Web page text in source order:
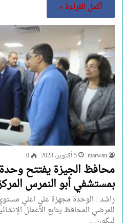
أكمل القراءة »
marwan 5 أكتوبر، 2023 0
محافظ الجيزة يفتتح وحدة
بمستشفي أبو النمرس
راشد : الوحدة مجهزة علي اعلي
للمرضي المحافظ يتابع الأعمال